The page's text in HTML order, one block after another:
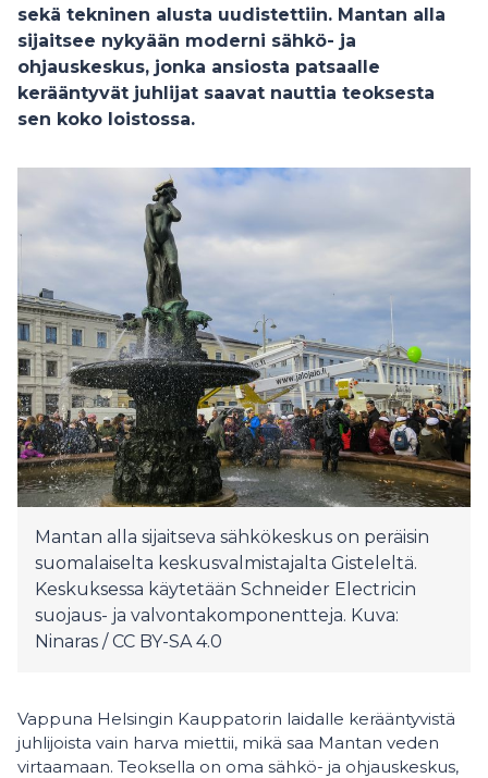
sekä tekninen alusta uudistettiin. Mantan alla
sijaitsee nykyään moderni sähkö- ja
ohjauskeskus, jonka ansiosta patsaalle
kerääntyvät juhlijat saavat nauttia teoksesta
sen koko loistossa.
Mantan alla sijaitseva sähkökeskus on peräisin
suomalaiselta keskusvalmistajalta Gisteleltä.
Keskuksessa käytetään Schneider Electricin
suojaus- ja valvontakomponentteja. Kuva:
Ninaras / CC BY-SA 4.0
Vappuna Helsingin Kauppatorin laidalle kerääntyvistä
juhlijoista vain harva miettii, mikä saa Mantan veden
virtaamaan. Teoksella on oma sähkö- ja ohjauskeskus,